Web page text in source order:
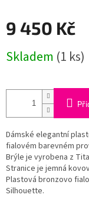
9 450 Kč
cena:
Skladem (1 ks)
Dámské elegantní
fialovém barevném
Brýle je vyrobena z
Stranice je jemná
Plastová bronzovo
Silhouette.